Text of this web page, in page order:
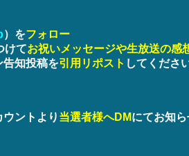
）をフォロー
けてお祝いメッセージや生放送の感
告知投稿を引用リポスト してくださ
ントより 当選者様へDMにてお知